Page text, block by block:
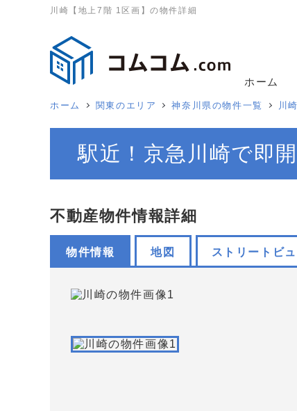
川崎【地上7階 1区画】の物件詳細
ホーム
ホーム 関東のエリア 神奈川県の物件一覧 川
駅近！京急川崎で即
不動産物件情報詳細
物件情報 地図 ストリートビ